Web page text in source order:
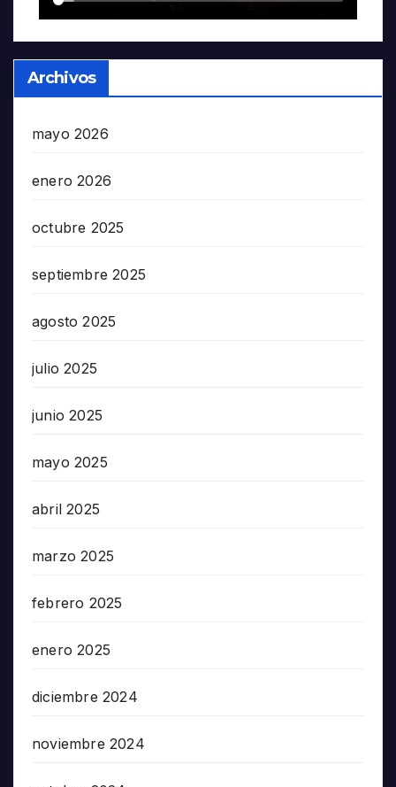
Archivos
mayo 2026
enero 2026
octubre 2025
septiembre 2025
agosto 2025
julio 2025
junio 2025
mayo 2025
abril 2025
marzo 2025
febrero 2025
enero 2025
diciembre 2024
noviembre 2024